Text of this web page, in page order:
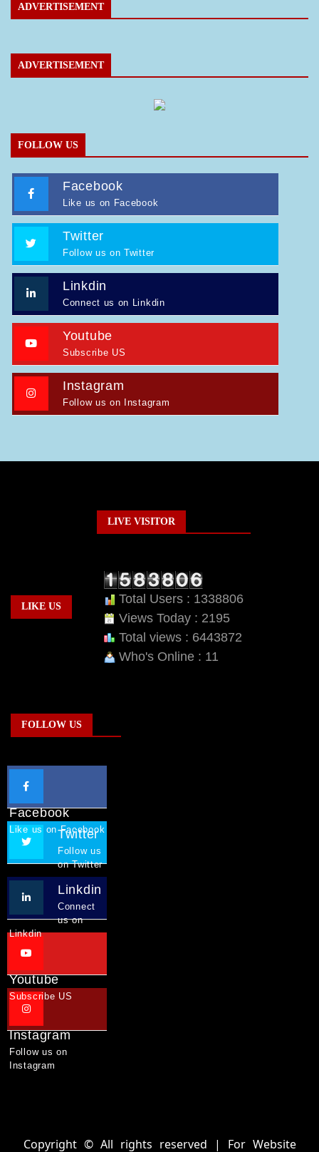
ADVERTISEMENT
ADVERTISEMENT
FOLLOW US
Facebook
Like us on Facebook
Twitter
Follow us on Twitter
Linkdin
Connect us on Linkdin
Youtube
Subscribe US
Instagram
Follow us on Instagram
LIKE US
LIVE VISITOR
Total Users : 1338806
Views Today : 2195
Total views : 6443872
Who's Online : 11
FOLLOW US
Facebook
Like us on Facebook
Twitter
Follow us
on Twitter
Linkdin
Connect
us on
Linkdin
Youtube
Subscribe US
Instagram
Follow us on
Instagram
Copyright © All rights reserved | For Website